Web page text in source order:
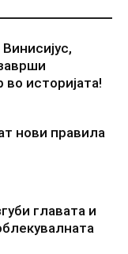
во историјата!
нови правила
главата и